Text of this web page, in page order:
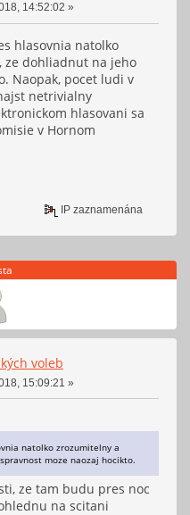
14:52:02 »
hlasovnia natolko
ze dohliadnut na jeho
Naopak, pocet ludi v
netrivialny
hlasovani sa
v Hornom
IP zaznamenána
voleb
15:09:21 »
natolko zrozumitelny a
moze naozaj hocikto.
ze tam budu pres noc
na scitani